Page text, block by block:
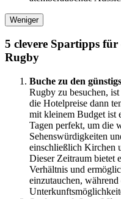
Weniger
5 clevere Spartipps
Rugby
Buche zu den
Rugby zu besuchen,
die Hotelpreise dann
mit kleinem Budget ist
Tagen perfekt, um die
Sehenswürdigkeiten
einschließlich Kirchen
Dieser Zeitraum bietet
Verhältnis und
einzutauchen,